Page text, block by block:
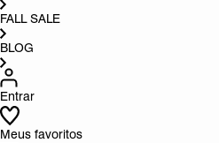
FALL SALE
BLOG
Entrar
Meus favoritos